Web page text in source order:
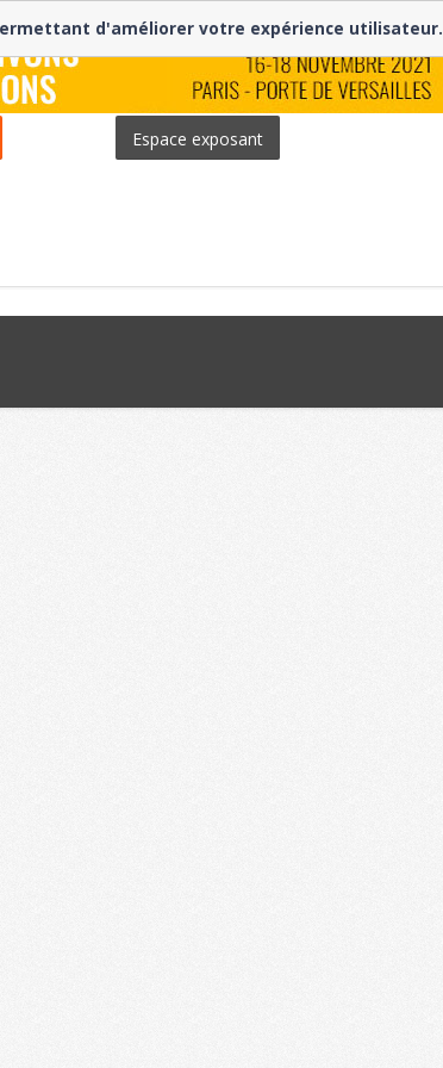
Espace exposant
d'améliorer votre expérience utilisateur.